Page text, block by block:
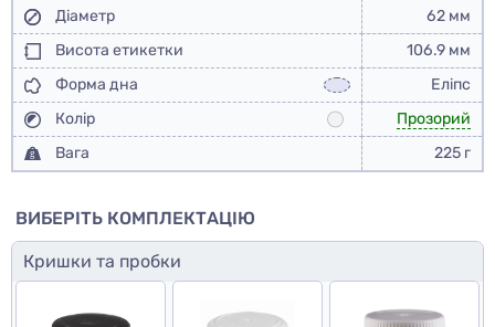
Діаметр
62 мм
Висота етикетки
106.9 мм
Форма дна
Еліпс
Колір
Прозорий
Вага
225 г
ВИБЕРІТЬ КОМПЛЕКТАЦІЮ
Кришки та пробки